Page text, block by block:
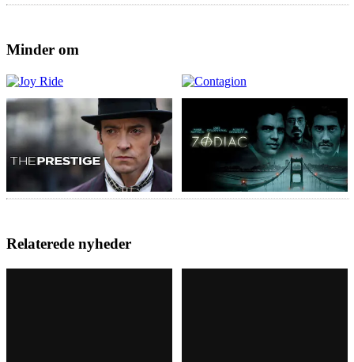
Minder om
Relaterede nyheder